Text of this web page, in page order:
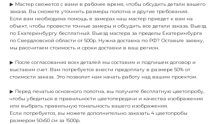
▶ Мастер свяжется с вами в рабочее время, чтобы обсудить детали вашего
заказа. Вы сможете уточнить размеры полотна и другие требования.
Если вам необходима помощь в замерах наш мастер приедет к вам на
объект, чтобы провести точные замеры и обсудить все детали заказа. Выезд
по Екатеринбургу бесплатный. Выезд мастера за пределы Екатеринбурга
по Свердловской области от 500р. Нужна доставка по РФ? Оставьте заявку,
мы рассчитаем стоимость и сроки доставки в ваш регион.
▶ После согласования всех деталей мы составим и подпишем договор и
выставим счет. Вам потребуется внести предоплату в размере 50% от
стоимости заказа. Это позволит нам начать работу над вашим проектом.
▶ Перед печатью основного полотна, вы получите бесплатную цветопробу,
чтобы убедиться в правильности цветопередачи и качества изображения
или выбрать правильную тональность вашего изображения.
Если потребуется, вы можете дополнительно заказать 4 цветопробы
размером 50х50 см за 1500р.